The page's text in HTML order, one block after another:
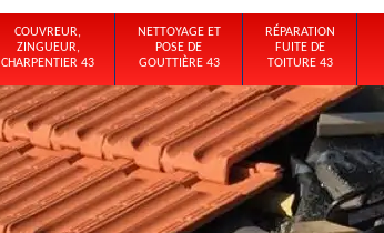
COUVREUR,
ZINGUEUR,
CHARPENTIER 43
NETTOYAGE ET
POSE DE
GOUTTIÈRE 43
RÉPARATION
FUITE DE
TOITURE 43